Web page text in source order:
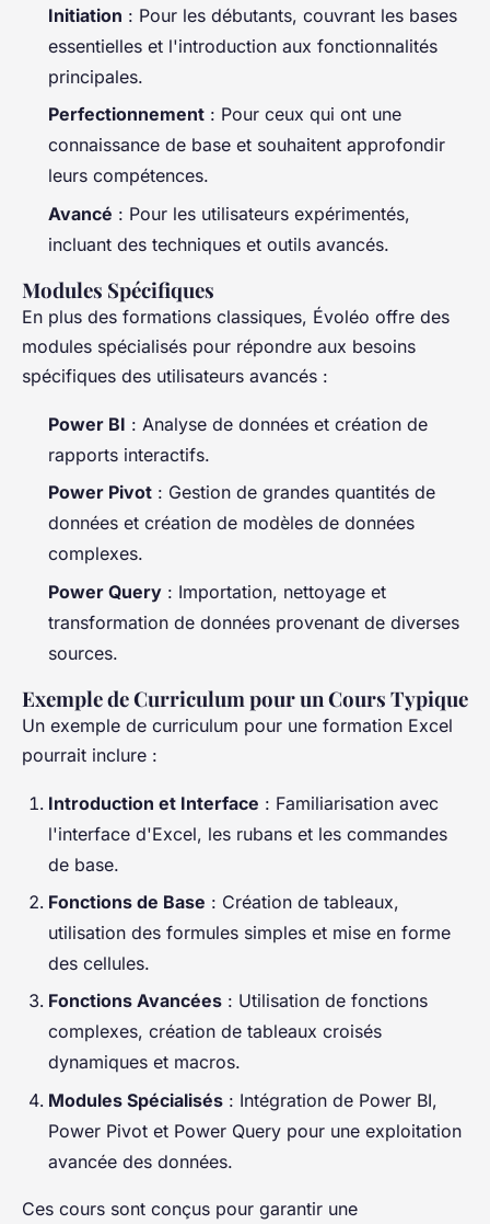
Initiation : Pour les débutants, couvrant les bases
essentielles et l'introduction aux fonctionnalités
principales.
Perfectionnement : Pour ceux qui ont une
connaissance de base et souhaitent approfondir
leurs compétences.
Avancé : Pour les utilisateurs expérimentés,
incluant des techniques et outils avancés.
Modules Spécifiques
En plus des formations classiques, Évoléo offre des
modules spécialisés pour répondre aux besoins
spécifiques des utilisateurs avancés :
Power BI : Analyse de données et création de
rapports interactifs.
Power Pivot : Gestion de grandes quantités de
données et création de modèles de données
complexes.
Power Query : Importation, nettoyage et
transformation de données provenant de diverses
sources.
Exemple de Curriculum pour un Cours Typique
Un exemple de curriculum pour une formation Excel
pourrait inclure :
Introduction et Interface : Familiarisation avec
l'interface d'Excel, les rubans et les commandes
de base.
Fonctions de Base : Création de tableaux,
utilisation des formules simples et mise en forme
des cellules.
Fonctions Avancées : Utilisation de fonctions
complexes, création de tableaux croisés
dynamiques et macros.
Modules Spécialisés : Intégration de Power BI,
Power Pivot et Power Query pour une exploitation
avancée des données.
Ces cours sont conçus pour garantir une